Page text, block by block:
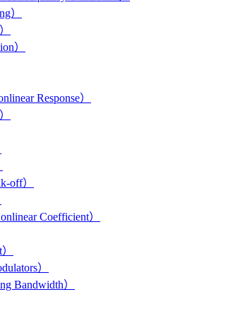
）
）
Response）
off）
Coefficient）
）
Bandwidth）